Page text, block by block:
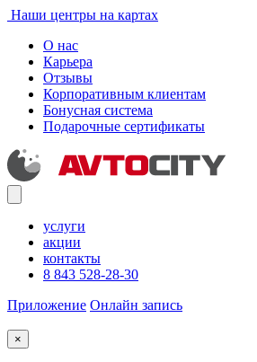
Наши центры на картах
О нас
Карьера
Отзывы
Корпоративным клиентам
Бонусная система
Подарочные сертификаты
услуги
акции
контакты
8 843 528-28-30
Приложение Онлайн запись
×